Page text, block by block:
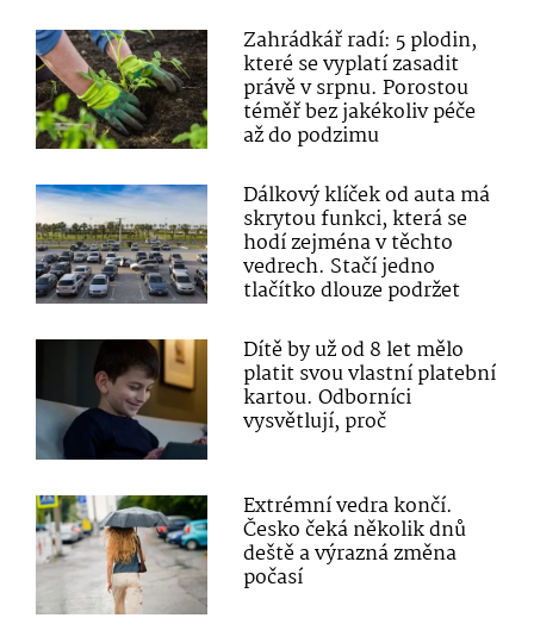
Zahrádkář radí: 5 plodin,
které se vyplatí zasadit
právě v srpnu. Porostou
téměř bez jakékoliv péče
až do podzimu
Dálkový klíček od auta má
skrytou funkci, která se
hodí zejména v těchto
vedrech. Stačí jedno
tlačítko dlouze podržet
Dítě by už od 8 let mělo
platit svou vlastní platební
kartou. Odborníci
vysvětlují, proč
Extrémní vedra končí.
Česko čeká několik dnů
deště a výrazná změna
počasí